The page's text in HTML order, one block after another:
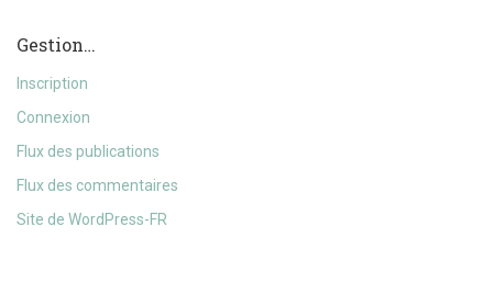
Gestion…
Inscription
Connexion
Flux des publications
Flux des commentaires
Site de WordPress-FR